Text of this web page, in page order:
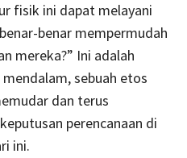
fisik ini dapat melayani
benar mempermudah
mereka?” Ini adalah
sebuah etos
dan terus
perencanaan di
ini.